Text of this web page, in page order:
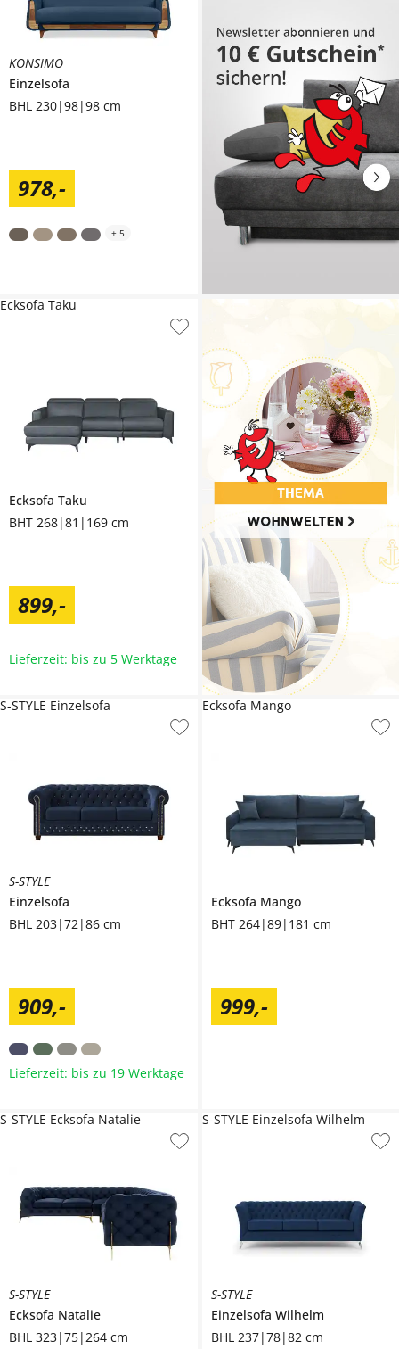
KONSIMO
Einzelsofa
BHL 230|98|98 cm
978,-
+ 5
Ecksofa Taku
BHT 268|81|169 cm
899,-
Ecksofa Taku
Lieferzeit: bis zu 5 Werktage
S-STYLE
Einzelsofa
BHL 203|72|86 cm
909,-
S-STYLE Einzelsofa
Lieferzeit: bis zu 19 Werktage
Ecksofa Mango
BHT 264|89|181 cm
999,-
Ecksofa Mango
S-STYLE
Ecksofa Natalie
BHL 323|75|264 cm
S-STYLE Ecksofa Natalie
S-STYLE
Einzelsofa Wilhelm
BHL 237|78|82 cm
S-STYLE Einzelsofa Wilhelm